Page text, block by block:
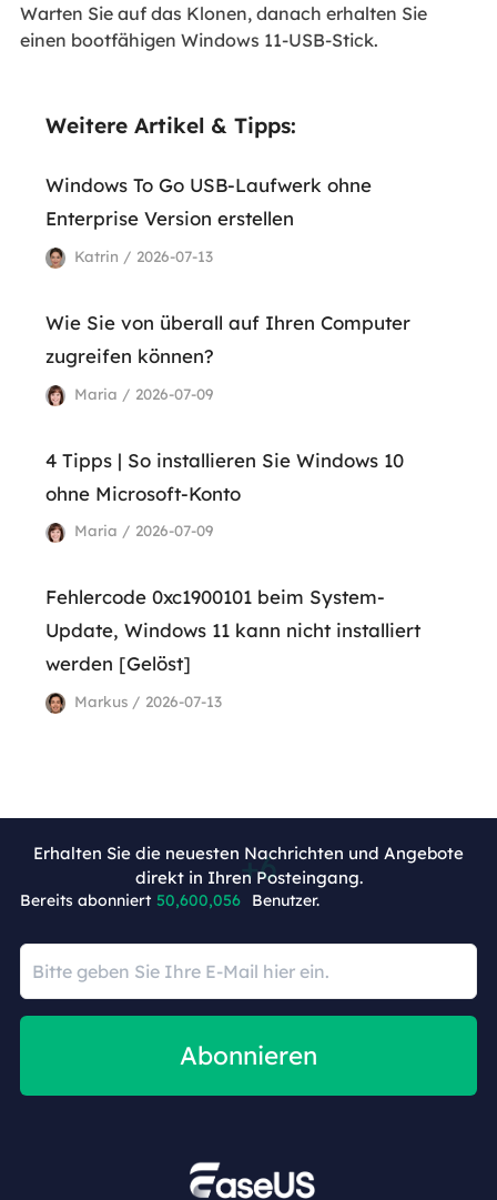
Warten Sie auf das Klonen, danach erhalten Sie
einen bootfähigen Windows 11-USB-Stick.
Weitere Artikel & Tipps:
Windows To Go USB-Laufwerk ohne
Enterprise Version erstellen
Katrin / 2026-07-13
Wie Sie von überall auf Ihren Computer
zugreifen können?
Maria / 2026-07-09
4 Tipps | So installieren Sie Windows 10
ohne Microsoft-Konto
Maria / 2026-07-09
Fehlercode 0xc1900101 beim System-
Update, Windows 11 kann nicht installiert
werden [Gelöst]
Markus / 2026-07-13
Erhalten Sie die neuesten Nachrichten und Angebote
direkt in Ihren Posteingang.
Bereits abonniert 50,600,062 Benutzer.
Abonnieren